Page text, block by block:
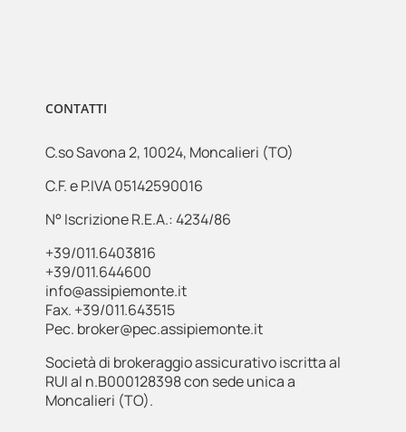
CONTATTI
C.so Savona 2, 10024, Moncalieri (TO)
C.F. e P.IVA 05142590016
N° Iscrizione R.E.A.: 4234/86
+39/011.6403816
+39/011.644600
info@assipiemonte.it
Fax. +39/011.643515
Pec. broker@pec.assipiemonte.it
Società di brokeraggio assicurativo iscritta al
RUI al n.B000128398 con sede unica a
Moncalieri (TO).